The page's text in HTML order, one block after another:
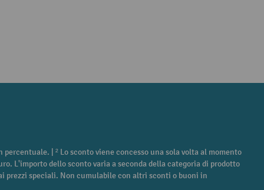
| ² Lo sconto viene concesso una sola volta al momento
L'importo dello sconto varia a seconda della categoria di prodotto
speciali. Non cumulabile con altri sconti o buoni in